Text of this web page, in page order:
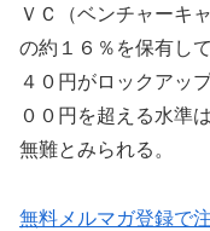
ＶＣ（ベンチャーキ
の約１６％を保有し
４０円がロックアッ
００円を超える水準
無難とみられる。
無料メルマガ登録で